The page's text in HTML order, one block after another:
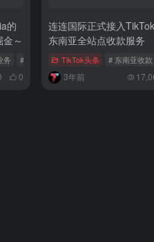
的
～
务 # 印尼本土电商巨头 # 本土电商平台
0
连连国际正式接入
东南亚全站点收款服务
TikTok头条 # 东南亚收款
3年前